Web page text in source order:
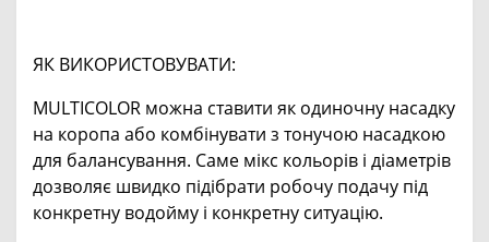
ЯК ВИКОРИСТОВУВАТИ:
MULTICOLOR можна ставити як одиночну насадку
на коропа або комбінувати з тонучою насадкою
для балансування. Саме мікс кольорів і діаметрів
дозволяє швидко підібрати робочу подачу під
конкретну водойму і конкретну ситуацію.